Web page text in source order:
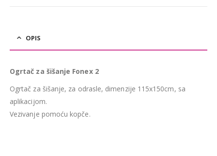
OPIS
Ogrtač za šišanje Fonex 2
Ogrtač za šišanje, za odrasle, dimenzije 115x150cm, sa
aplikacijom.
Vezivanje pomoću kopče.